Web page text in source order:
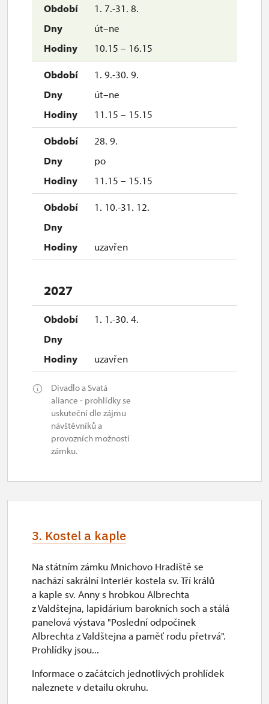
uzavřen
1. 7.-31. 8.
út–ne
10.15 – 16.15
1. 9.-30. 9.
út–ne
11.15 – 15.15
28. 9.
po
11.15 – 15.15
1. 10.-31. 12.
uzavřen
2027
1. 1.-30. 4.
uzavřen
Divadlo a Svatá
aliance - prohlídky se
uskuteční dle zájmu
návštěvníků a
provozních možností
zámku.
3. Kostel a kaple
Na státním zámku Mnichovo Hradiště se
nachází sakrální interiér kostela sv. Tří králů
a kaple sv. Anny s hrobkou Albrechta
z Valdštejna, lapidárium barokních soch a stálá
panelová výstava "Poslední odpočinek
Albrechta z Valdštejna a paměť rodu přetrvá".
Prohlídky jsou...
Informace o začátcích jednotlivých prohlídek
naleznete v detailu okruhu.